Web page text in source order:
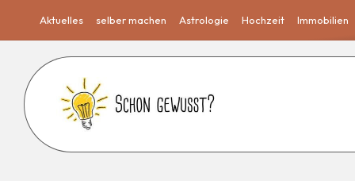
Aktuelles selber machen Astrologie Hochzeit Immobilien